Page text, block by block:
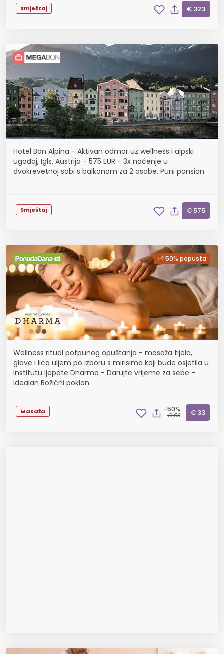
Smještaj € 323
Hotel Bon Alpina - Aktivan odmor uz wellness i alpski
ugođaj, Igls, Austrija - 575 EUR - 3x noćenje u
dvokrevetnoj sobi s balkonom za 2 osobe, Puni pansion
Smještaj € 575
50% popusta
Wellness ritual potpunog opuštanja - masaža tijela,
glave i lica uljem po izboru s mirisima koji bude osjetila u
Institutu ljepote Dharma - Darujte vrijeme za sebe -
idealan Božićni poklon
Masaža -50%
€ 66 € 33